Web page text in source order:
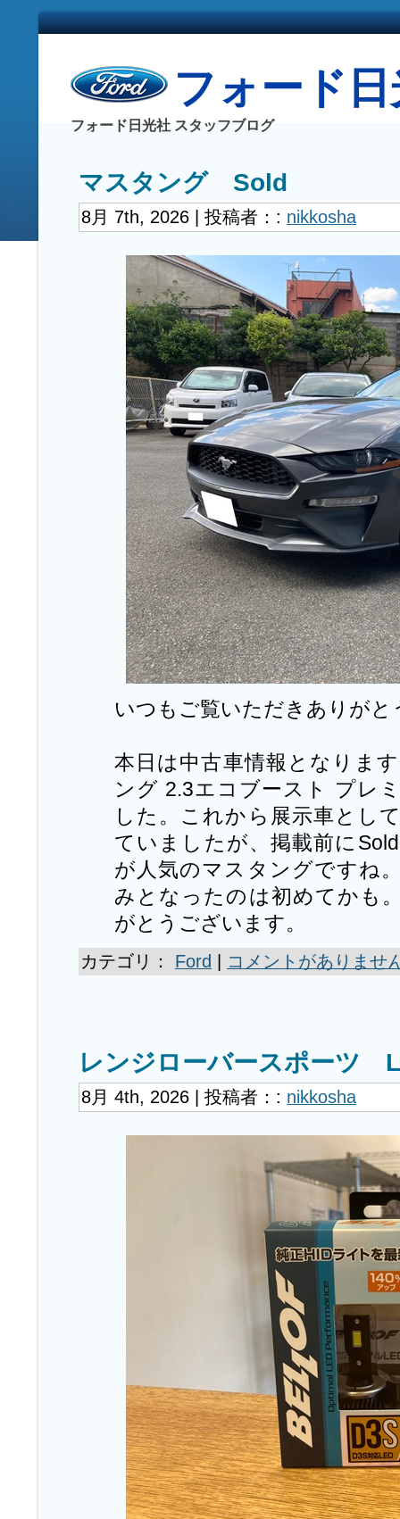
フォード
フォード日光社 スタッフブログ
マスタング Sold
8月 7th, 2026 | 投稿者：: nikkosha
いつもご覧いただきありがと
本日は中古車情報となりま
ング 2.3エコブースト プレ
した。これから展示車とし
ていましたが、掲載前に
が人気のマスタングですね
みとなったのは初めてかも
がとうございます。
カテゴリ： Ford コメントがありませ
レンジローバースポーツ
8月 4th, 2026 | 投稿者：: nikkosha